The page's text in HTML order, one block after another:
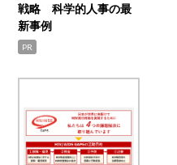
戦略 科学的人事の最
新事例
PR